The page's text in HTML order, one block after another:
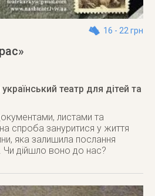
16 - 22 грн
театр для дітей та
листами та
спроба зануритися у життя
яка залишила послання
Чи дійшло воно до нас?